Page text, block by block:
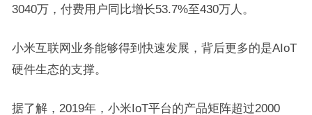
3040万，付费用户同比增长53.7%至430万人。
小米互联网业务能够得到快速发展，背后更多的是AIoT
硬件生态的支撑。
据了解，2019年，小米IoT平台的产品矩阵超过2000